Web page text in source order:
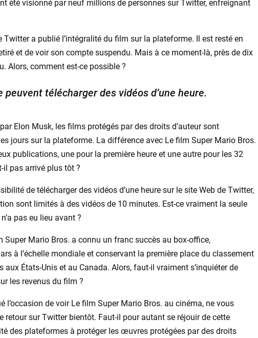
été visionné par neuf millions de personnes sur Twitter, enfreignant
Twitter a publié l’intégralité du film sur la plateforme. Il est resté en
et de voir son compte suspendu. Mais à ce moment-là, près de dix
Alors, comment est-ce possible ?
télécharger des vidéos d’une heure.
Elon Musk, les films protégés par des droits d’auteur sont
jours sur la plateforme. La différence avec Le film Super Mario Bros.
publications, une pour la première heure et une autre pour les 32
il pas arrivé plus tôt ?
de télécharger des vidéos d’une heure sur le site Web de Twitter,
sont limités à des vidéos de 10 minutes. Est-ce vraiment la seule
pas eu lieu avant ?
Mario Bros. a connu un franc succès au box-office,
à l’échelle mondiale et conservant la première place du classement
États-Unis et au Canada. Alors, faut-il vraiment s’inquiéter de
les revenus du film ?
l’occasion de voir Le film Super Mario Bros. au cinéma, ne vous
retour sur Twitter bientôt. Faut-il pour autant se réjouir de cette
des plateformes à protéger les œuvres protégées par des droits